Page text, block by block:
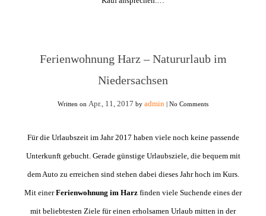
Ferienwohnung Harz – Natururlaub im
Niedersachsen
Written on Apr., 11, 2017 by admin | No Comments
Für die Urlaubszeit im Jahr 2017 haben viele noch keine passende
Unterkunft gebucht. Gerade günstige Urlaubsziele, die bequem mit
dem Auto zu erreichen sind stehen dabei dieses Jahr hoch im Kurs.
Mit einerFerienwohnung im Harz finden viele Suchende eines der
mit beliebtesten Ziele für einen erholsamen Urlaub mitten in der